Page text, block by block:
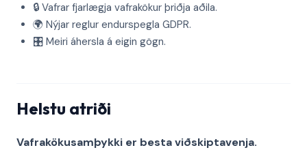
🔒 Vafrar fjarlægja vafrakökur þriðja aðila.
🌍 Nýjar reglur endurspegla GDPR.
🎛️ Meiri áhersla á eigin gögn.
Helstu atriði
Vafrakökusamþykki er besta viðskiptavenja.